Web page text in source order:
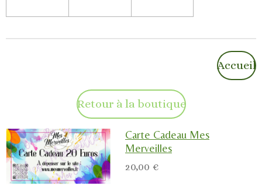
Accueil
Retour à la boutique
Carte Cadeau Mes
Merveilles
20,00 €